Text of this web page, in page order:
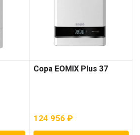
Copa EOMIX Plus 37
124 956₽